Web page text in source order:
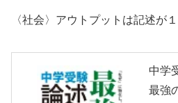
〈社会〉アウトプットは記述が１
中学
最強